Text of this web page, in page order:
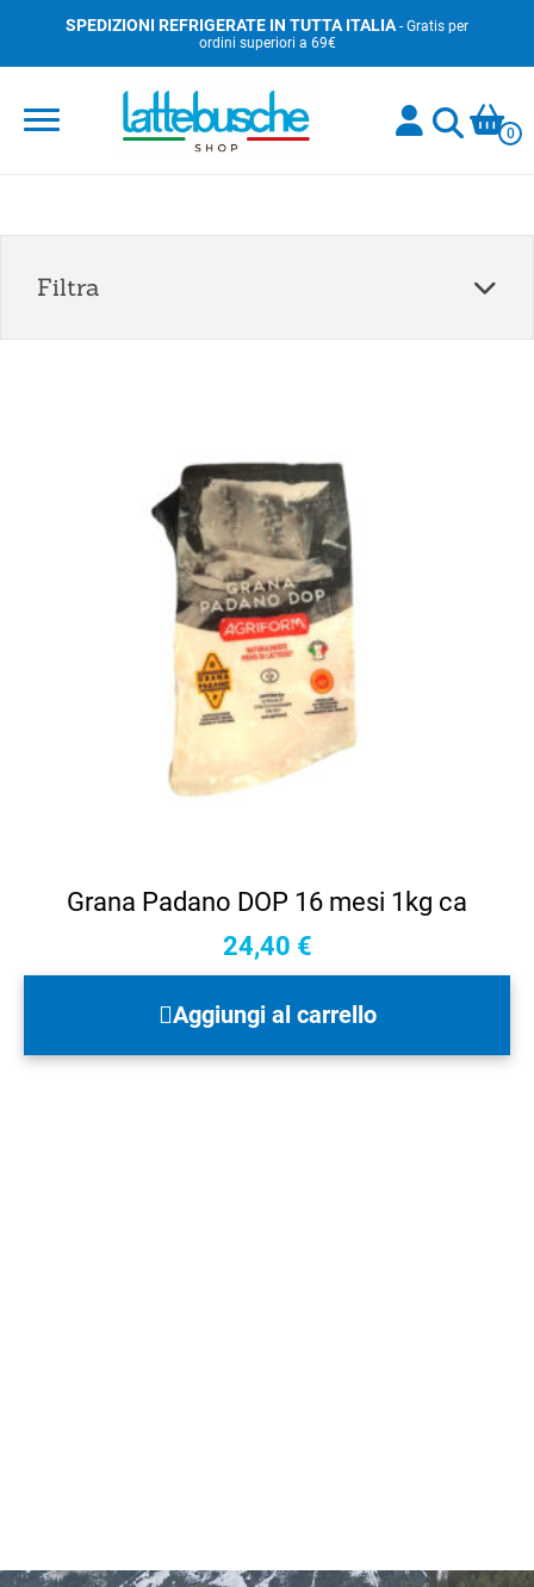
SPEDIZIONI REFRIGERATE IN TUTTA ITALIA- Gratis per
ordini superiori a 69€
0
Grana Padano DOP 16 mesi 1kg ca
24,40 €
Aggiungi al carrello
Filtra